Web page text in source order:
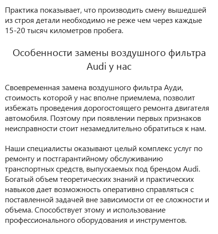
Практика показывает, что производить смену вышедшей
из строя детали необходимо не реже чем через каждые
15-20 тысяч километров пробега.
Особенности замены воздушного фильтра
Audi у нас
Своевременная замена воздушного фильтра Ауди,
стоимость которой у нас вполне приемлема, позволит
избежать проведения дорогостоящего ремонта двигателя
автомобиля. Поэтому при появлении первых признаков
неисправности стоит незамедлительно обратиться к нам.
Наши специалисты оказывают целый комплекс услуг по
ремонту и постгарантийному обслуживанию
транспортных средств, выпускаемых под брендом Audi.
Богатый объем теоретических знаний и практических
навыков дает возможность оперативно справляться с
поставленной задачей вне зависимости от ее сложности и
объема. Способствует этому и использование
профессионального оборудования и инструментов.